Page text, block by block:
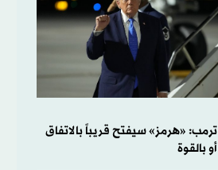
ترمب: «هرمز» سيفتح قريباً بالاتفاق
أو بالقوة